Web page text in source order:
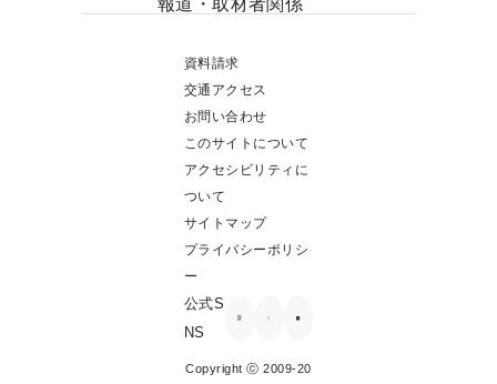
資料請求
交通アクセス
お問い合わせ
このサイトについて
アクセシビリティに
ついて
サイトマップ
プライバシーポリシ
ー
公式S
NS
Copyright ⓒ 2009-20